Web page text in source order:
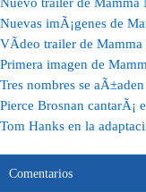
Nuevas imÃ¡genes de
VÃ­deo trailer de Mamma
Primera imagen de
Tres nombres se
Pierce Brosnan cantarÃ¡
Tom Hanks en la
Comentarios